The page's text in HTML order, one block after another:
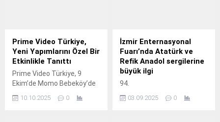
Prime Video Türkiye,
Yeni Yapımlarını Özel Bir
Etkinlikle Tanıttı
Prime Video Türkiye, 9
Ekim’de Momo Bebeköy’de
etkinlikle yeni Prime Video
10.10.2025 0
İzmir Enternasyonal
Fuarı’nda Atatürk ve
Refik Anadol sergilerine
büyük ilgi
94.
03.09.2025 0